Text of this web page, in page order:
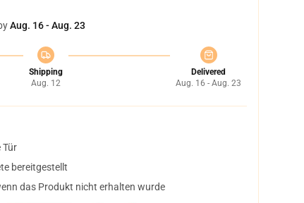
Aug. 16 - Aug. 23
Shipping
Aug. 12
Delivered
Aug. 16 - Aug. 23
Tür
bereitgestellt
das Produkt nicht erhalten wurde